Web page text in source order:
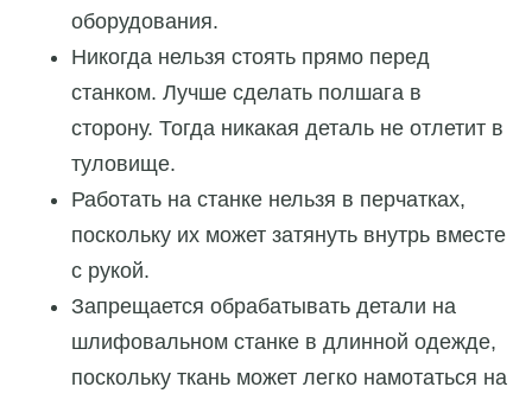
оборудования.
Никогда нельзя стоять прямо перед
станком. Лучше сделать полшага в
сторону. Тогда никакая деталь не отлетит в
туловище.
Работать на станке нельзя в перчатках,
поскольку их может затянуть внутрь вместе
с рукой.
Запрещается обрабатывать детали на
шлифовальном станке в длинной одежде,
поскольку ткань может легко намотаться на